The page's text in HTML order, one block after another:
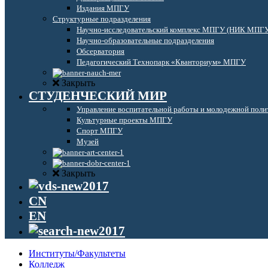
Издания МПГУ
Структурные подразделения
Научно-исследовательский комплекс МПГУ (НИК
Научно-образовательные подразделения
Обсерватория
Педагогический Технопарк «Кванториум» МПГУ
Закрыть
СТУДЕНЧЕСКИЙ МИР
Управление воспитательной работы и молодежной
Культурные проекты МПГУ
Спорт МПГУ
Музей
Закрыть
CN
EN
Институты/Факультеты
Колледж